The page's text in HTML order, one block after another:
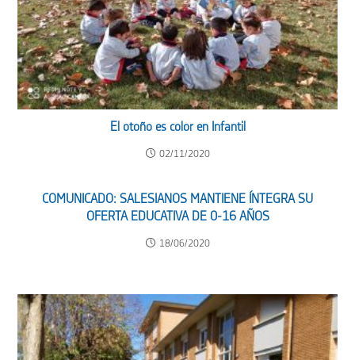
El otoño es color en Infantil
02/11/2020
COMUNICADO: SALESIANOS MANTIENE ÍNTEGRA SU
OFERTA EDUCATIVA DE 0-16 AÑOS
18/06/2020